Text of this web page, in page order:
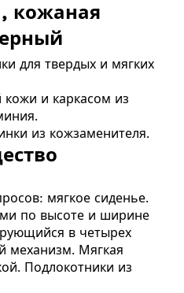
кожаная
для твердых и мягких
и каркасом из
из кожзаменителя.
мягкое сиденье.
по высоте и ширине
в четырех
механизм. Мягкая
Подлокотники из